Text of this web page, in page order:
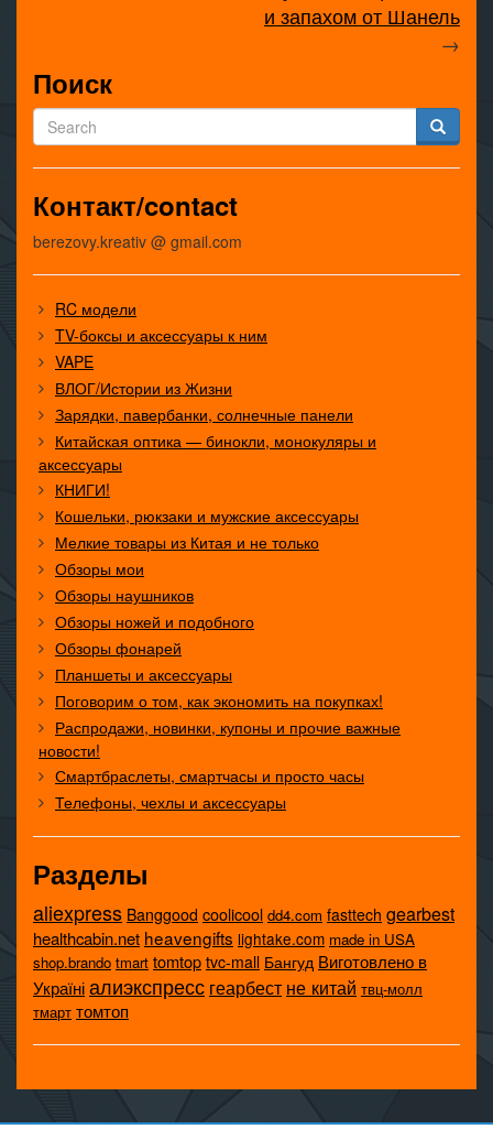
и запахом от Шанель
→
Поиск
Контакт/contact
berezovy.kreativ @ gmail.com
RC модели
TV-боксы и аксессуары к ним
VAPE
ВЛОГ/Истории из Жизни
Зарядки, павербанки, солнечные панели
Китайская оптика — бинокли, монокуляры и
аксессуары
КНИГИ!
Кошельки, рюкзаки и мужские аксессуары
Мелкие товары из Китая и не только
Обзоры мои
Обзоры наушников
Обзоры ножей и подобного
Обзоры фонарей
Планшеты и аксессуары
Поговорим о том, как экономить на покупках!
Распродажи, новинки, купоны и прочие важные
новости!
Смартбраслеты, смартчасы и просто часы
Телефоны, чехлы и аксессуары
Разделы
aliexpress Banggood coolicool dd4.com fasttech gearbest
healthcabin.net heavengifts lightake.com made in USA
shop.brando tmart tomtop tvc-mall Бангуд Виготовлено в
Україніалиэкспресс геарбест не китай твц-молл
тмарт томтоп